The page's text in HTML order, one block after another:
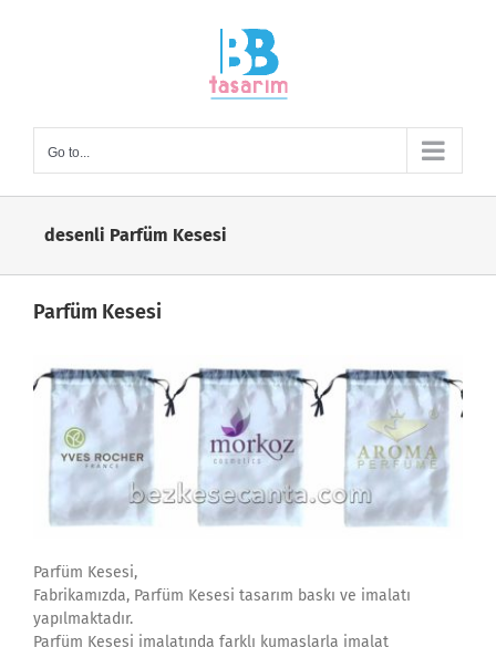
Go to...
desenli Parfüm Kesesi
Parfüm Kesesi
Parfüm Kesesi,
Fabrikamızda, Parfüm Kesesi tasarım baskı ve imalatı
yapılmaktadır.
Parfüm Kesesi imalatında farklı kumaşlarla imalat